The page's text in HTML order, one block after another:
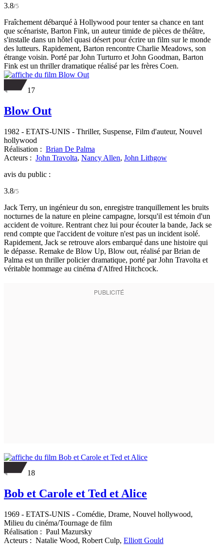
3.8/5
Fraîchement débarqué à Hollywood pour tenter sa chance en tant
que scénariste, Barton Fink, un auteur timide de pièces de théâtre,
s'installe dans un hôtel quasi désert pour écrire un film sur le monde
des lutteurs. Rapidement, Barton rencontre Charlie Meadows, son
étrange voisin. Porté par John Turturro et John Goodman, Barton
Fink est un thriller dramatique réalisé par les frères Coen.
17
Blow Out
1982 - ETATS-UNIS - Thriller, Suspense, Film d'auteur, Nouvel
hollywood
Réalisation : Brian De Palma
Acteurs : John Travolta, Nancy Allen, John Lithgow
avis du public :
3.8/5
Jack Terry, un ingénieur du son, enregistre tranquillement les bruits
nocturnes de la nature en pleine campagne, lorsqu'il est témoin d'un
accident de voiture. Rentrant chez lui pour écouter la bande, Jack se
rend compte que l'accident de voiture n'est pas un incident isolé.
Rapidement, Jack se retrouve alors embarqué dans une histoire qui
le dépasse. Remake de Blow Up, Blow out, réalisé par Brian de
Palma est un thriller policier dramatique, porté par John Travolta et
véritable hommage au cinéma d'Alfred Hitchcock.
18
Bob et Carole et Ted et Alice
1969 - ETATS-UNIS - Comédie, Drame, Nouvel hollywood,
Milieu du cinéma/Tournage de film
Réalisation : Paul Mazursky
Acteurs : Natalie Wood, Robert Culp, Elliott Gould